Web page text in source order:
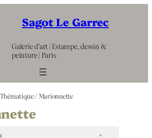
Sagot Le Garrec
Galerie d’art | Estampe, dessin &
peinture | Paris
/ Marionnette
+